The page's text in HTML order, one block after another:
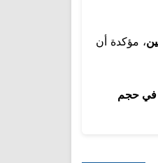
، مؤكدة أن
في حجم